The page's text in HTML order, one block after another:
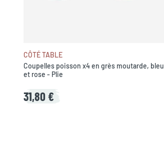
CÔTÉ TABLE
Coupelles poisson x4 en grès moutarde, bleu
et rose - Plie
31,80 €